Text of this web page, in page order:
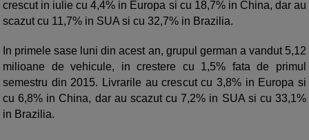
crescut in iulie cu 4,4% in Europa si cu 18,7% in China, dar au
scazut cu 11,7% in SUA si cu 32,7% in Brazilia.
In primele sase luni din acest an, grupul german a vandut 5,12
milioane de vehicule, in crestere cu 1,5% fata de primul
semestru din 2015. Livrarile au crescut cu 3,8% in Europa si
cu 6,8% in China, dar au scazut cu 7,2% in SUA si cu 33,1%
in Brazilia.